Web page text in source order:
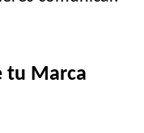
tu Marca